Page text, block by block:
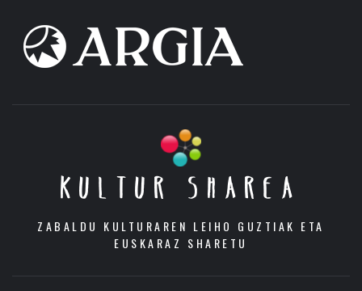
KULTUR SHAREA
ZABALDU KULTURAREN LEIHO GUZTIAK ETA
EUSKARAZ SHARETU